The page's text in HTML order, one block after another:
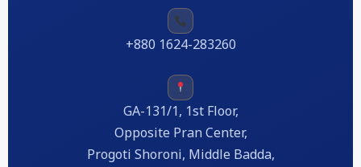
+880 1624-283260
GA-131/1, 1st Floor,
Opposite Pran Center,
Progoti Shoroni, Middle Badda,